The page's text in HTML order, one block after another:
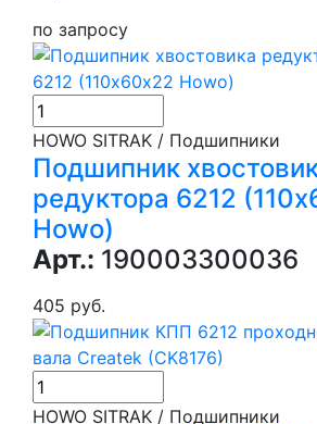
по запросу
HOWO SITRAK / Подшипники
Подшипник
редуктора 6212
Howo)
Арт.: 190003300036
405 руб.
HOWO SITRAK / Подшипники